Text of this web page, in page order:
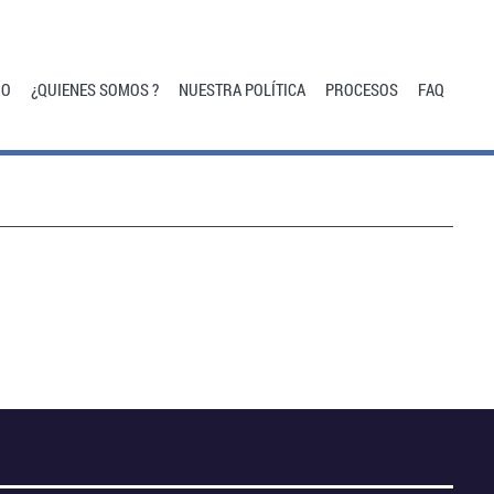
¿QUIENES SOMOS ? NUESTRA POLÍTICA PROCESOS FAQ